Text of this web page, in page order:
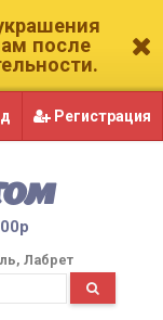
после
Регистрация
Лабрет